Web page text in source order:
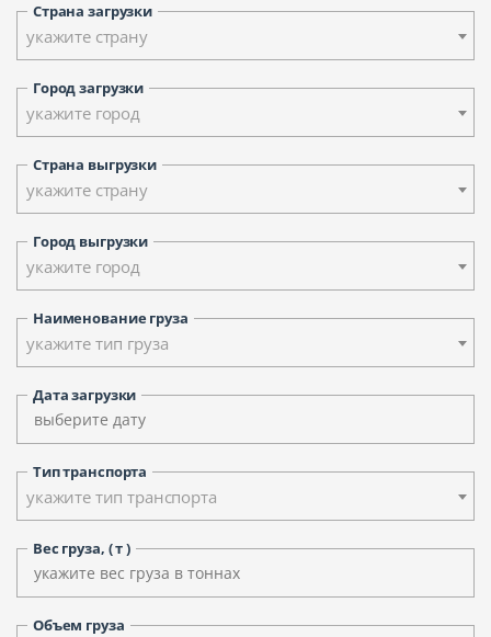
Страна загрузки
укажите страну
Город загрузки
укажите город
Страна выгрузки
укажите страну
Город выгрузки
укажите город
Наименование груза
укажите тип груза
Дата загрузки
Тип транспорта
укажите тип транспорта
Вес груза, ( т )
Объем груза